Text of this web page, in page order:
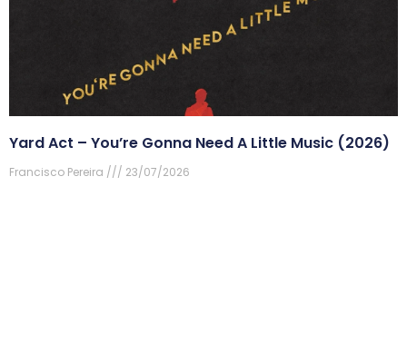
Yard Act – You’re Gonna Need A Little Music (2026)
Francisco Pereira 23/07/2026